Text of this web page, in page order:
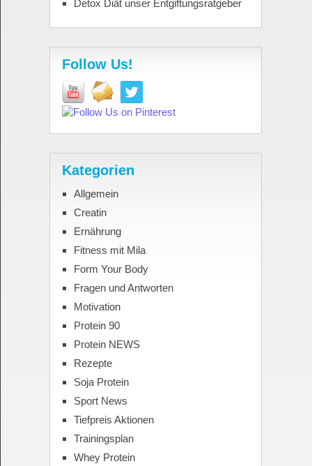
Detox Diät unser Entgiftungsratgeber
Follow Us!
Kategorien
Allgemein
Creatin
Ernährung
Fitness mit Mila
Form Your Body
Fragen und Antworten
Motivation
Protein 90
Protein NEWS
Rezepte
Soja Protein
Sport News
Tiefpreis Aktionen
Trainingsplan
Whey Protein